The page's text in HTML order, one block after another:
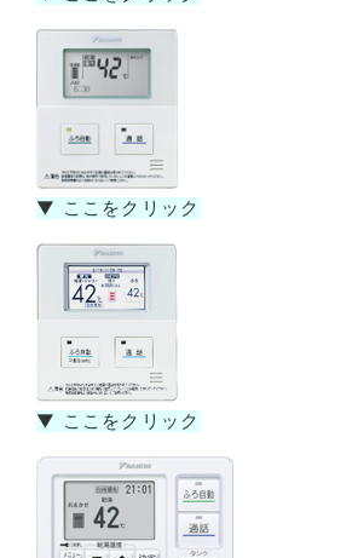
▼ ここをクリック
▼ ここをクリック